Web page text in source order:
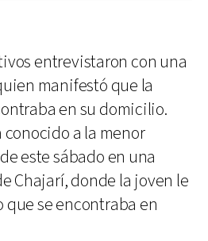
entrevistaron con una
manifestó que la
en su domicilio.
a la menor
este sábado en una
Chajarí, donde la joven le
se encontraba en